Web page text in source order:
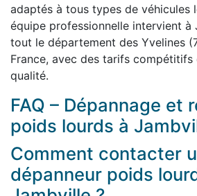
adaptés à tous types de véhicules
équipe professionnelle intervient à
tout le département des Yvelines
France, avec des tarifs compétitifs
qualité.
FAQ – Dépannage et
poids lourds à
Comment contacter
dépanneur poids